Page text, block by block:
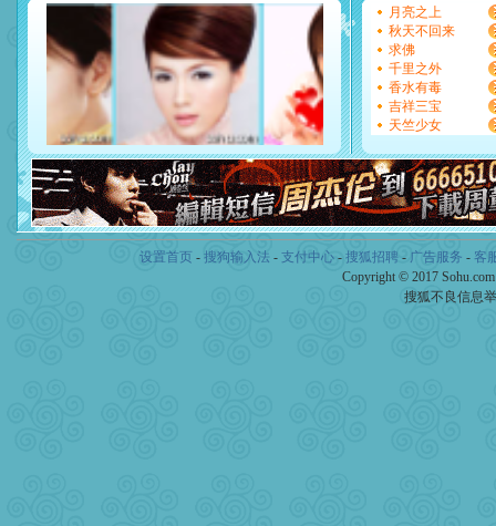
[圣诞节]奉上一颗祝福的心,
如意,快乐,鲜花,一切美好
[元旦]
看到你我会触电；
断电。爱你是我职业，想
你是我专业！水晶之恋祝你
[元旦]
如果上天让我许三
起；二是再生再世和你在
离。水晶之恋祝你新年快乐
[元旦]当我狠下心扭头离去
泣，这痛楚让我明白我多
卖了。水晶之恋祝你新年快
[春节]风柔雨润好月圆，半
颜！冬去春来似水如烟，
道一声平安！新年吉祥万事
[春节]传说薰衣草有四片叶
片叶子是希望，第三片叶
月亮之上
秋天不回来
求佛
千里之外
香水有毒
吉祥三宝
天竺少女
设置首页 - 搜狗输入法 - 支付中心- 搜狐招聘- 广告服务 - 客
Copyright © 2017
搜狐不良信息